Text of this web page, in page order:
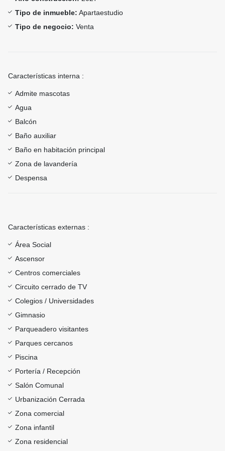
Tipo de inmueble: Apartaestudio
Tipo de negocio: Venta
Características interna :
Admite mascotas
Agua
Balcón
Baño auxiliar
Baño en habitación principal
Zona de lavandería
Despensa
Características externas :
Área Social
Ascensor
Centros comerciales
Circuito cerrado de TV
Colegios / Universidades
Gimnasio
Parqueadero visitantes
Parques cercanos
Piscina
Portería / Recepción
Salón Comunal
Urbanización Cerrada
Zona comercial
Zona infantil
Zona residencial